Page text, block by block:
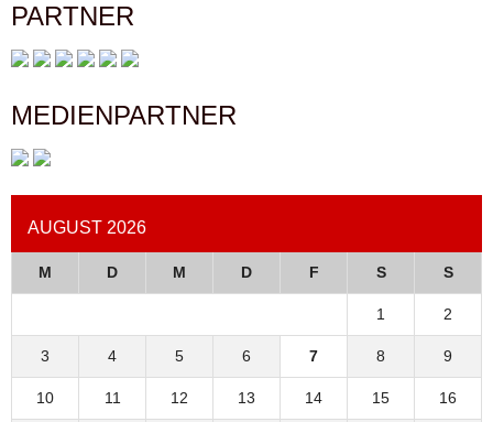
PARTNER
MEDIENPARTNER
AUGUST 2026
M D M D F S S
1 2
3 4 5 6 7 8 9
10 11 12 13 14 15 16